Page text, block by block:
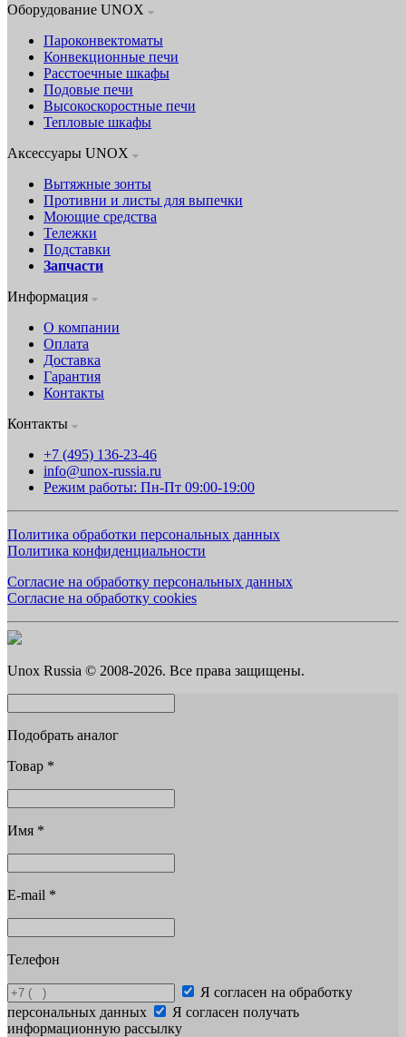
Оборудование UNOX
Пароконвектоматы
Конвекционные печи
Расстоечные шкафы
Подовые печи
Высокоскоростные печи
Тепловые шкафы
Аксессуары UNOX
Вытяжные зонты
Противни и листы для выпечки
Моющие средства
Тележки
Подставки
Запчасти
Информация
О компании
Оплата
Доставка
Гарантия
Контакты
Контакты
+7 (495) 136-23-46
info@unox-russia.ru
Режим работы: Пн-Пт 09:00-19:00
Политика обработки персональных данных
Политика конфиденциальности
Согласие на обработку персональных данных
Согласие на обработку cookies
Unox Russia © 2008-2026. Все права защищены.
Подобрать аналог
Товар *
Имя *
E-mail *
Телефон
Я согласен на обработку
персональных данных
Я согласен получать
информационную рассылку